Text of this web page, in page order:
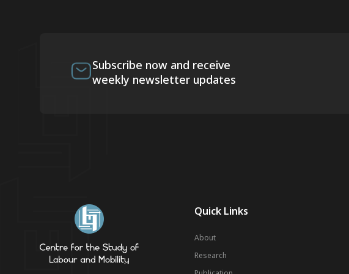
Subscribe now and receive
weekly newsletter updates
Quick Links
About
Research